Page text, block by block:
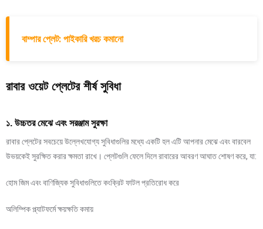
বাম্পার প্লেট: পাইকারি খরচ কমানো
রাবার ওয়েট প্লেটের শীর্ষ সুবিধা
১. উচ্চতর মেঝে এবং সরঞ্জাম সুরক্ষা
রাবার প্লেটের সবচেয়ে উল্লেখযোগ্য সুবিধাগুলির মধ্যে একটি হল এটি আপনার মেঝে এবং বারবেল
উভয়কেই সুরক্ষিত করার ক্ষমতা রাখে। প্লেটগুলি ফেলে দিলে রাবারের আবরণ আঘাত শোষণ করে, যা:
হোম জিম এবং বাণিজ্যিক সুবিধাগুলিতে কংক্রিট ফাটল প্রতিরোধ করে
অলিম্পিক প্ল্যাটফর্মে ক্ষয়ক্ষতি কমায়